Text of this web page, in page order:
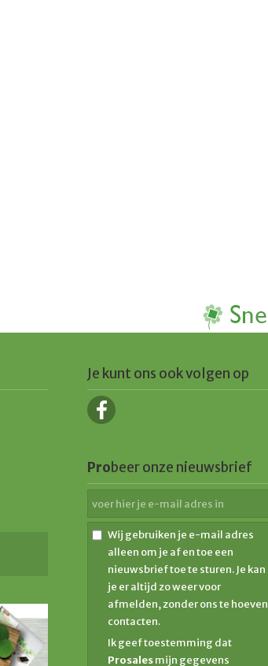
Je kunt ons ook volgen op
Probeer onze nieuwsbrief
Wij gebruiken je e-mail adres
alleen om je af en toe een
nieuwsbrief toe te sturen. Je kan
je er altijd zo weer voor
afmelden, zonder ons te hoeven
contacten.
Ik geef toestemming dat
Prosalesmijn gegevens